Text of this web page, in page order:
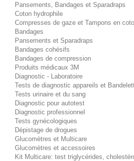
Pansements, Bandages et Sparadraps
Coton hydrophile
Compresses de gaze et Tampons en
Bandages
Pansements et Sparadraps
Bandages cohésifs
Bandages de compression
Produits médicaux 3M
Diagnostic - Laboratoire
Tests de diagnostic appareils et
Tests urinaire et du sang
Diagnostic pour autotest
Diagnostic professionnel
Tests gynécologiques
Dépistage de drogues
Glucomètres et Multicare
Glucomètres et accessoires
Kit Multicare: test triglycérides,